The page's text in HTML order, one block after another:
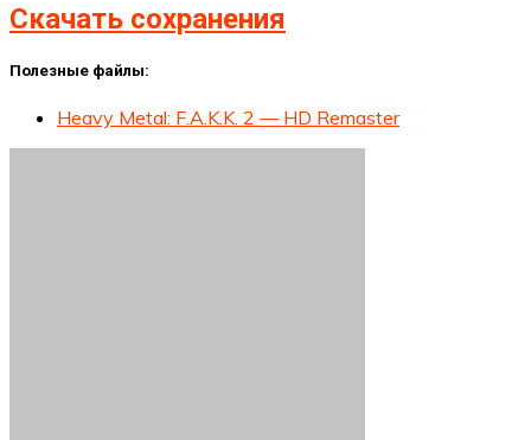
Скачать сохранения
Полезные файлы:
Heavy Metal: F.A.K.K. 2 — HD Remaster